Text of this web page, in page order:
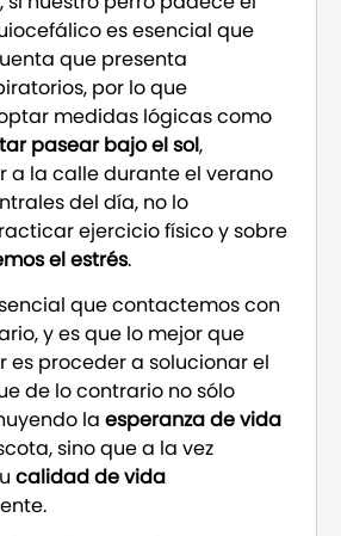
es esencial que
que presenta
por lo que
medidas lógicas como
pasear bajo el sol,
a la calle durante el verano
del día, no lo
ejercicio físico y sobre
el estrés.
que contactemos con
y es que lo mejor que
es proceder a solucionar el
de lo contrario no sólo
la esperanza de vida
sino que a la vez
calidad de vida